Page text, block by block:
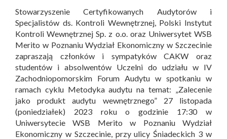
Stowarzyszenie Certyfikowanych Audytorów i
Specjalistów ds. Kontroli Wewnętrznej, Polski Instytut
Kontroli Wewnętrznej Sp. z o.o. oraz Uniwersytet WSB
Merito w Poznaniu Wydział Ekonomiczny w Szczecinie
zapraszają członków i sympatyków CAKW oraz
studentów i absolwentów Uczelni do udziału w IV
Zachodniopomorskim Forum Audytu w spotkaniu w
ramach cyklu Metodyka audytu na temat: „Zalecenie
jako produkt audytu wewnętrznego” 27 listopada
(poniedziałek) 2023 roku o godzinie 17:30 w
Uniwersytecie WSB Merito w Poznaniu Wydział
Ekonomiczny w Szczecinie, przy ulicy Śniadeckich 3 w